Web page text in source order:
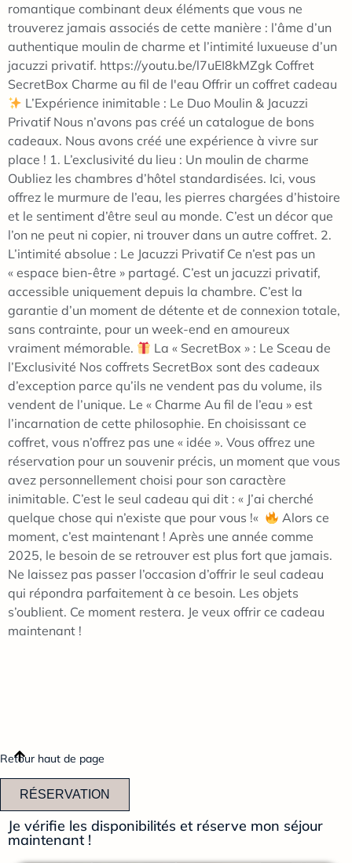
romantique combinant deux éléments que vous ne
trouverez jamais associés de cette manière : l’âme d’un
authentique moulin de charme et l’intimité luxueuse d’un
jacuzzi privatif. https://youtu.be/l7uEI8kMZgk Coffret
SecretBox Charme au fil de l'eau Offrir un coffret cadeau
L’Expérience inimitable : Le Duo Moulin & Jacuzzi
Privatif Nous n’avons pas créé un catalogue de bons
cadeaux. Nous avons créé une expérience à vivre sur
place ! 1. L’exclusivité du lieu : Un moulin de charme
Oubliez les chambres d’hôtel standardisées. Ici, vous
offrez le murmure de l’eau, les pierres chargées d’histoire
et le sentiment d’être seul au monde. C’est un décor que
l’on ne peut ni copier, ni trouver dans un autre coffret. 2.
L’intimité absolue : Le Jacuzzi Privatif Ce n’est pas un
« espace bien-être » partagé. C’est un jacuzzi privatif,
accessible uniquement depuis la chambre. C’est la
garantie d’un moment de détente et de connexion totale,
sans contrainte, pour un week-end en amoureux
vraiment mémorable.
La « SecretBox » : Le Sceau de
l’Exclusivité Nos coffrets SecretBox sont des cadeaux
d’exception parce qu’ils ne vendent pas du volume, ils
vendent de l’unique. Le « Charme Au fil de l’eau » est
l’incarnation de cette philosophie. En choisissant ce
coffret, vous n’offrez pas une « idée ». Vous offrez une
réservation pour un souvenir précis, un moment que vous
avez personnellement choisi pour son caractère
inimitable. C’est le seul cadeau qui dit : « J’ai cherché
quelque chose qui n’existe que pour vous !«
Alors ce
moment, c’est maintenant ! Après une année comme
2025, le besoin de se retrouver est plus fort que jamais.
Ne laissez pas passer l’occasion d’offrir le seul cadeau
qui répondra parfaitement à ce besoin. Les objets
s’oublient. Ce moment restera. Je veux offrir ce cadeau
maintenant !
Retour haut de page
RÉSERVATION
Je vérifie les disponibilités et réserve mon séjour
maintenant !